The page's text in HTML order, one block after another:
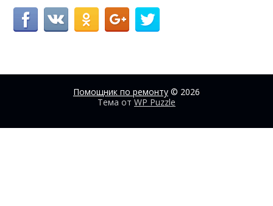
Помощник по ремонту © 2026
Тема от WP Puzzle